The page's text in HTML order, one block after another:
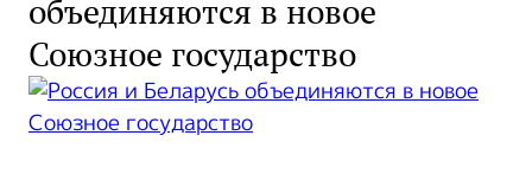
объединяются в новое
Союзное государство